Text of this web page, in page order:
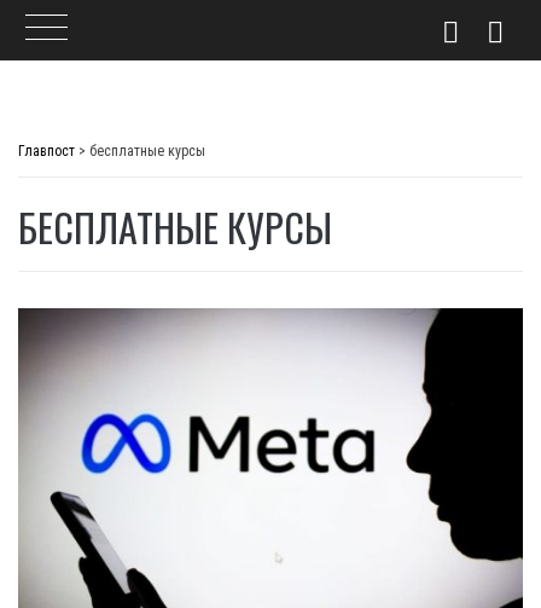
Главпост > бесплатные курсы
БЕСПЛАТНЫЕ КУРСЫ